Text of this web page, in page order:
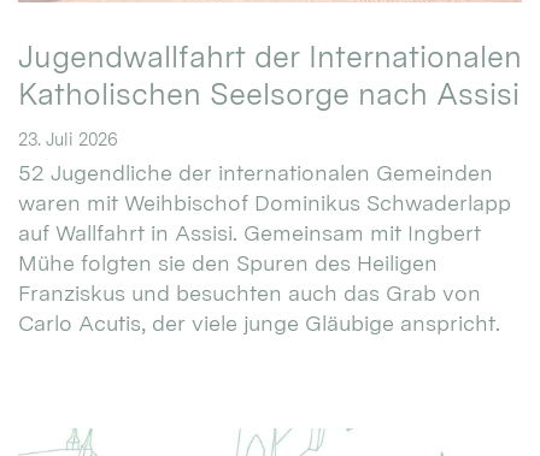
Jugendwallfahrt der Internationalen
Katholischen Seelsorge nach Assisi
23. Juli 2026
52 Jugendliche der internationalen Gemeinden
waren mit Weihbischof Dominikus Schwaderlapp
auf Wallfahrt in Assisi. Gemeinsam mit Ingbert
Mühe folgten sie den Spuren des Heiligen
Franziskus und besuchten auch das Grab von
Carlo Acutis, der viele junge Gläubige anspricht.